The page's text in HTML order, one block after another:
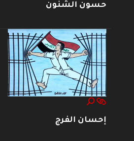
حسون الشنون
إحسان الفرج